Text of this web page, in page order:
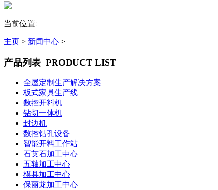
当前位置:
主页 > 新闻中心 >
产品列表 PRODUCT LIST
全屋定制生产解决方案
板式家具生产线
数控开料机
钻切一体机
封边机
数控钻孔设备
智能开料工作站
石英石加工中心
五轴加工中心
模具加工中心
保丽龙加工中心